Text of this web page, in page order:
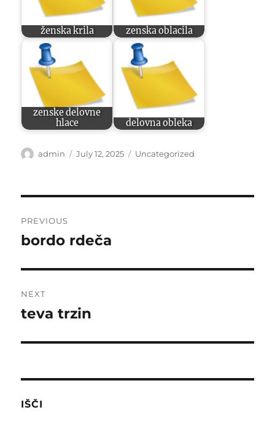
ženska krila zenska oblacila
zenske delovne
hlace
delovna obleka
Author
admin
Posted
July 12, 2025 Categories
Uncategorized
navigation
PREVIOUS
Previous
bordo rdeča
NEXT
Next
teva trzin
IŠČI